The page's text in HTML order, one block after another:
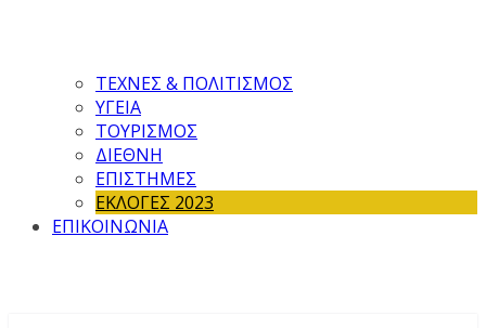
ΤΕΧΝΕΣ & ΠΟΛΙΤΙΣΜΟΣ
ΥΓΕΙΑ
ΤΟΥΡΙΣΜΟΣ
ΔΙΕΘΝΗ
ΕΠΙΣΤΗΜΕΣ
ΕΚΛΟΓΕΣ 2023
ΕΠΙΚΟΙΝΩΝΙΑ